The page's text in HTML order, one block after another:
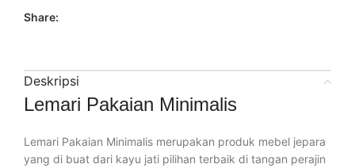
Share:
Deskripsi
Lemari Pakaian Minimalis
Lemari Pakaian Minimalis merupakan produk mebel jepara
yang di buat dari kayu jati pilihan terbaik di tangan perajin